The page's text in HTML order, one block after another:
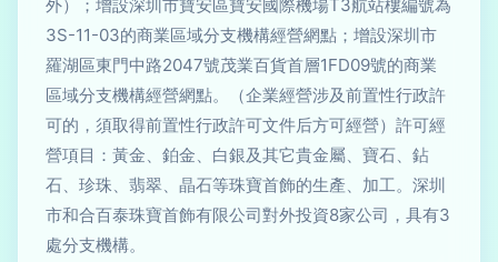
外）；增設深圳市寶安區寶安國際機場T3航站樓編號為
3S-11-03的商業區域分支機構經營網點；增設深圳市
羅湖區東門中路2047號茂業百貨首層1FD09號的商業
區域分支機構經營網點。（企業經營涉及前置性行政許
可的，須取得前置性行政許可文件后方可經營）許可經
營項目：黃金、鉑金、白銀及其它貴金屬、寶石、鉆
石、珍珠、翡翠、晶石等珠寶首飾的生產、加工。深圳
市和合百泰珠寶首飾有限公司對外投資8家公司，具有3
處分支機構。